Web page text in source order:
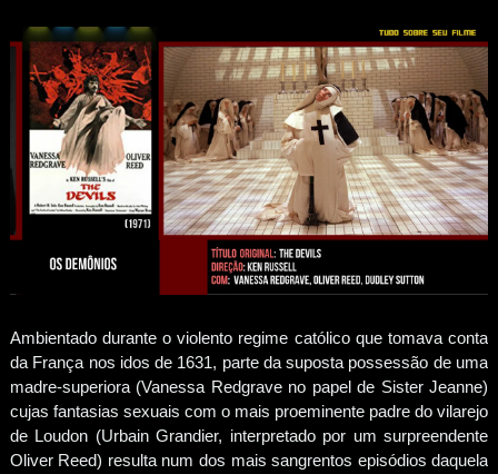
Ambientado durante o violento regime católico que tomava conta
da França nos idos de 1631, parte da suposta possessão de uma
madre-superiora (Vanessa Redgrave no papel de Sister Jeanne)
cujas fantasias sexuais com o mais proeminente padre do vilarejo
de Loudon (Urbain Grandier, interpretado por um surpreendente
Oliver Reed) resulta num dos mais sangrentos episódios daquela